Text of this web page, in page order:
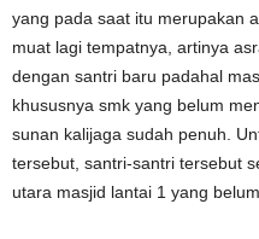
yang pada saat itu merupakan
muat lagi tempatnya, artinya
dengan santri baru padahal
khususnya smk yang belum
sunan kalijaga sudah penuh.
tersebut, santri-santri tersebut
utara masjid lantai 1 yang